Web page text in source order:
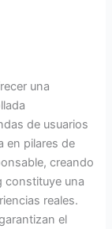
una
de usuarios
en pilares de
creando
constituye una
reales.
el